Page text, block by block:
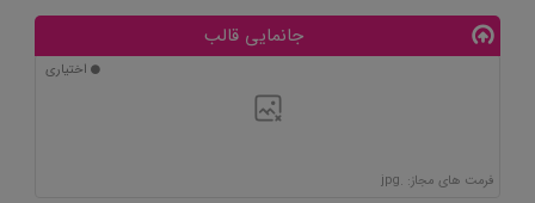
جانمایی قالب
اختیاری
فرمت های مجاز: .jpg